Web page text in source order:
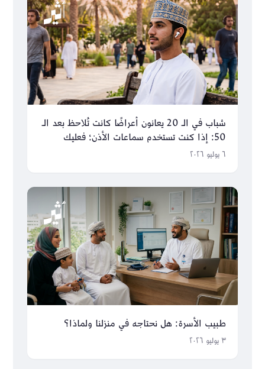
شباب في الـ 20 يعانون أعراضًا كانت تُلاحظ بعد الـ
50: إذا كنت تستخدم سماعات الأذن؛ فعليك
الانتباه!
٦ يوليو ٢٠٢٦
طبيب الأسرة: هل نحتاجه في منزلنا ولماذا؟
٣ يوليو ٢٠٢٦